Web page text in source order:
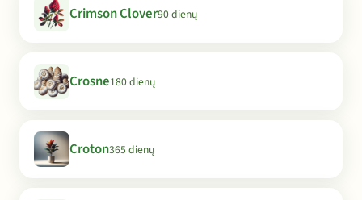
Crimson Clover90 dienų
Crosne180 dienų
Croton365 dienų